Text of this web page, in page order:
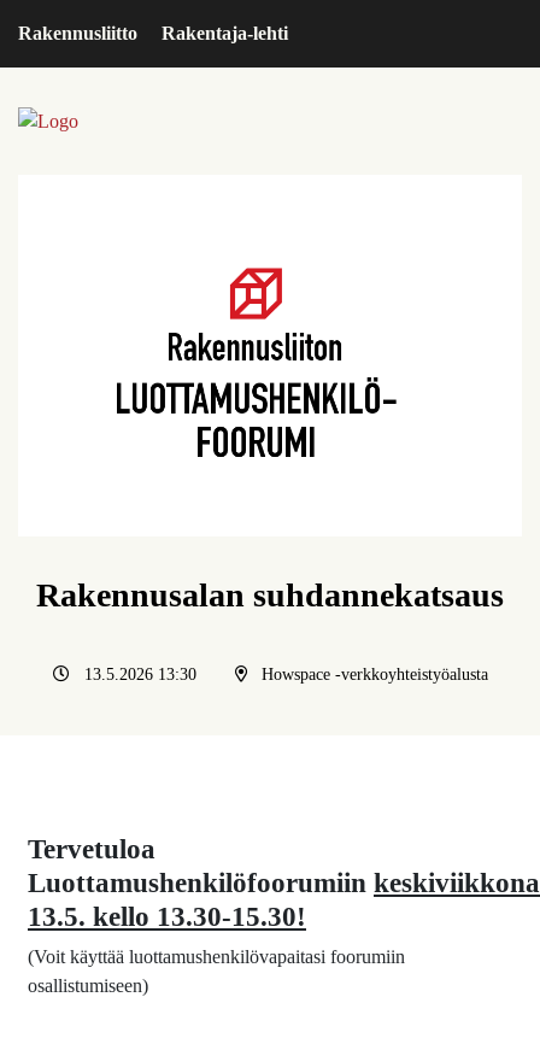
Rakennusliitto Rakentaja-lehti
Rakennusalan suhdannekatsaus
13.5.2026 13:30 Howspace -verkkoyhteistyöalusta
Tervetuloa
Luottamushenkilöfoorumiin keskiviikkona
13.5. kello 13.30-15.30!
(Voit käyttää luottamushenkilövapaitasi foorumiin
osallistumiseen)